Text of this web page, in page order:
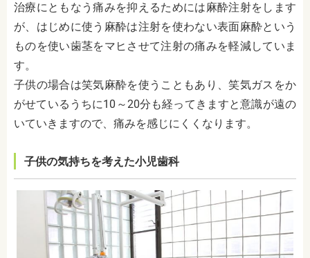
治療にともなう痛みを抑えるためには麻酔注射をします
が、はじめに使う麻酔は注射を使わない表面麻酔という
ものを使い歯茎をマヒさせて注射の痛みを軽減していま
す。
子供の場合は笑気麻酔を使うこともあり、笑気ガスをか
がせているうちに10～20分も経ってきますと意識が遠の
いていきますので、痛みを感じにくくなります。
子供の気持ちを考えた小児歯科